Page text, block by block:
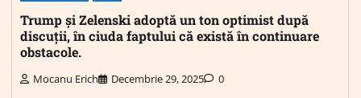
Trump și Zelenski adoptă un ton optimist după
discuții, în ciuda faptului că există în continuare
obstacole.
Mocanu Erich Decembrie 29, 2025 0